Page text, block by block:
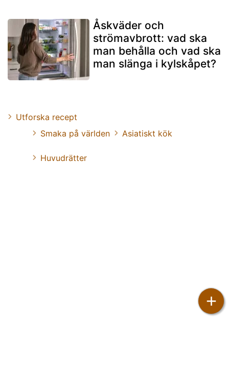
+
Åskväder och
strömavbrott: vad ska
man behålla och vad ska
man slänga i kylskåpet?
Utforska recept
Smaka på världen
Asiatiskt kök
Huvudrätter